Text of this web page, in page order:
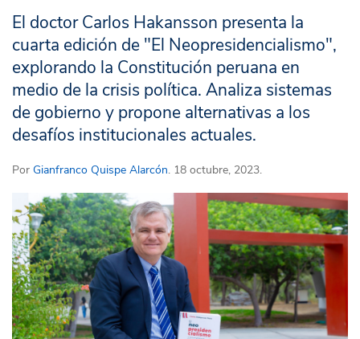
El doctor Carlos Hakansson presenta la
cuarta edición de "El Neopresidencialismo",
explorando la Constitución peruana en
medio de la crisis política. Analiza sistemas
de gobierno y propone alternativas a los
desafíos institucionales actuales.
Por Gianfranco Quispe Alarcón. 18 octubre, 2023.